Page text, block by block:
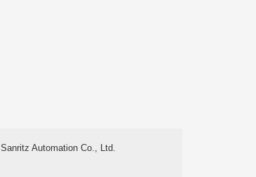
Sanritz Automation Co., Ltd.